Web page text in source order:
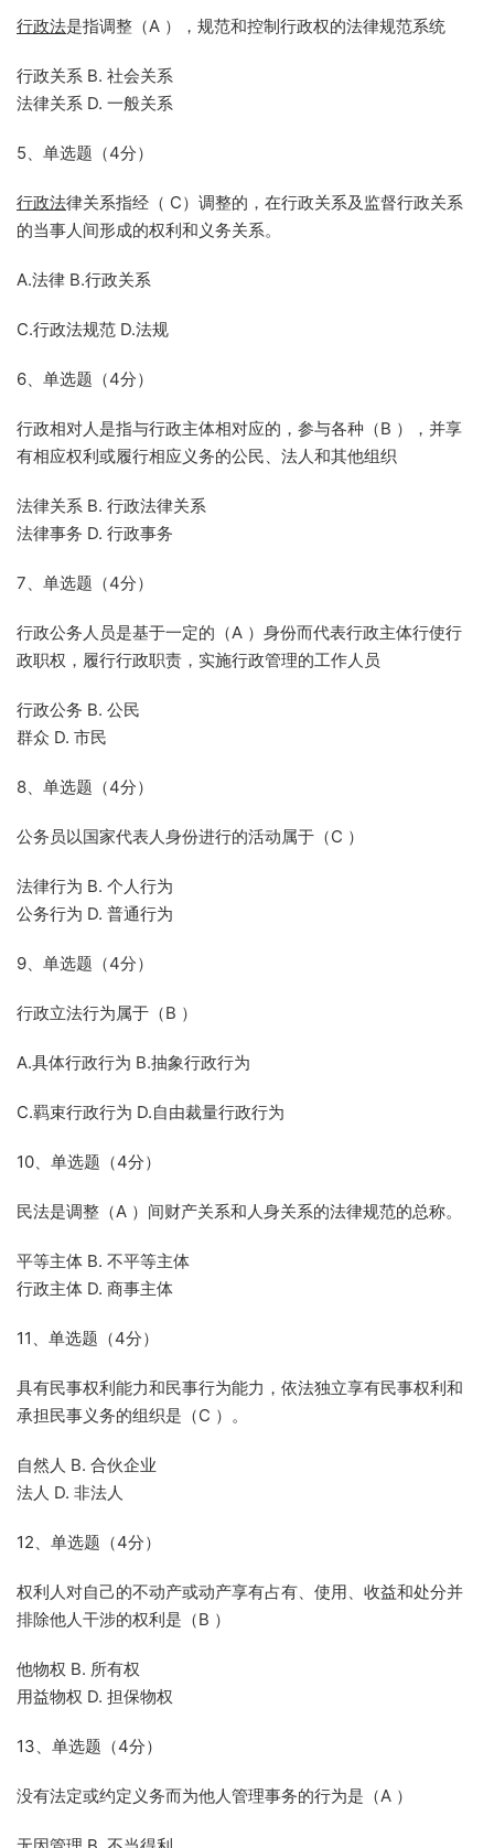
行政法是指调整（A ），规范和控制行政权的法律规范系统
行政关系 B. 社会关系
法律关系 D. 一般关系
5、单选题（4分）
行政法律关系指经（ C）调整的，在行政关系及监督行政关系
的当事人间形成的权利和义务关系。
A.法律 B.行政关系
C.行政法规范 D.法规
6、单选题（4分）
行政相对人是指与行政主体相对应的，参与各种（B ），并享
有相应权利或履行相应义务的公民、法人和其他组织
法律关系 B. 行政法律关系
法律事务 D. 行政事务
7、单选题（4分）
行政公务人员是基于一定的（A ）身份而代表行政主体行使行
政职权，履行行政职责，实施行政管理的工作人员
行政公务 B. 公民
群众 D. 市民
8、单选题（4分）
公务员以国家代表人身份进行的活动属于（C ）
法律行为 B. 个人行为
公务行为 D. 普通行为
9、单选题（4分）
行政立法行为属于（B ）
A.具体行政行为 B.抽象行政行为
C.羁束行政行为 D.自由裁量行政行为
10、单选题（4分）
民法是调整（A ）间财产关系和人身关系的法律规范的总称。
平等主体 B. 不平等主体
行政主体 D. 商事主体
11、单选题（4分）
具有民事权利能力和民事行为能力，依法独立享有民事权利和
承担民事义务的组织是（C ）。
自然人 B. 合伙企业
法人 D. 非法人
12、单选题（4分）
权利人对自己的不动产或动产享有占有、使用、收益和处分并
排除他人干涉的权利是（B ）
他物权 B. 所有权
用益物权 D. 担保物权
13、单选题（4分）
没有法定或约定义务而为他人管理事务的行为是（A ）